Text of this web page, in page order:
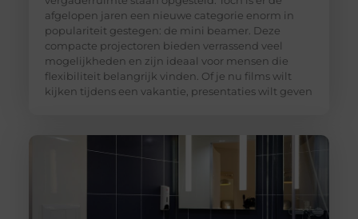
afgelopen jaren een nieuwe categorie enorm in
populariteit gestegen: de mini beamer. Deze
compacte projectoren bieden verrassend veel
mogelijkheden en zijn ideaal voor mensen die
flexibiliteit belangrijk vinden. Of je nu films wilt
kijken tijdens een vakantie, presentaties wilt geven